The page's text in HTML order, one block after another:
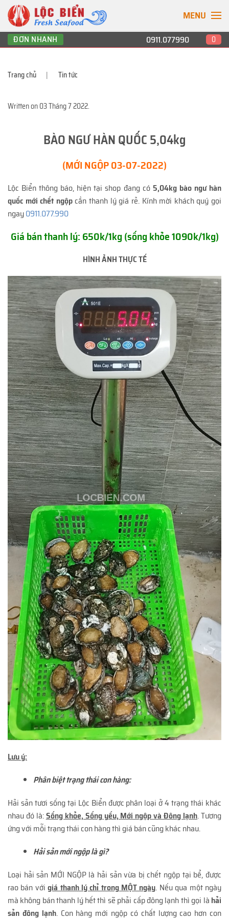
MENU
ĐƠN NHANH 0911.077990 0
Trang chủ Tin tức
Written on03 Tháng 7 2022.
BÀO NGƯ HÀN QUỐC 5,04kg
(MỚI NGỘP 03-07-2022)
Lộc Biển thông báo, hiện tại shop đang có 5,04kg bào ngư hàn
quốc mới chết ngộpcần thanh lý giá rẻ. Kính mời khách quý gọi
ngay0911.077.990
Giá bán thanh lý: 650k/1kg (sống khỏe 1090k/1kg)
HÌNH ẢNH THỰC TẾ
Lưu ý:
Phân biệt trạng thái con hàng:
Hải sản tươi sống tại Lộc Biển được phân loại ở 4 trạng thái khác
nhau đó là:Sống khỏe, Sống yếu, Mới ngộp và Đông lạnh. Tương
ứng với mỗi trạng thái con hàng thì giá bán cũng khác nhau.
Hải sản mới ngộp là gì?
Loại hải sản MỚI NGỘP là hải sản vừa bị chết ngộp tại bể, được
rao bán vớigiá thanh lý chỉ trong MỘT ngày. Nếu qua một ngày
mà không bán thanh lý hết thì sẽ phải cấp đông lạnh thì gọi là hải
sản đông lạnh. Con hàng mới ngộp có chất lượng cao hơn con